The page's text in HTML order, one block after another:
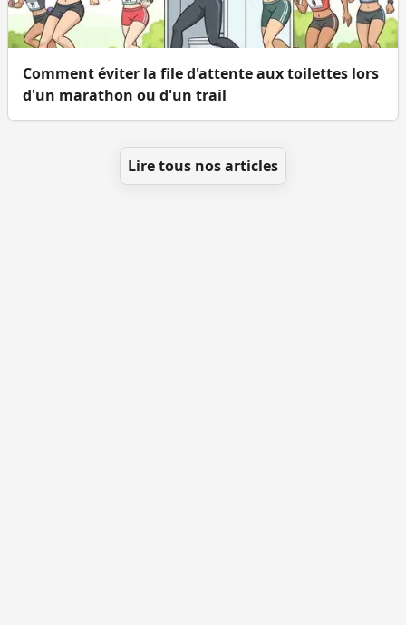
Comment éviter la file d'attente aux toilettes lors
d'un marathon ou d'un trail
Lire tous nos articles